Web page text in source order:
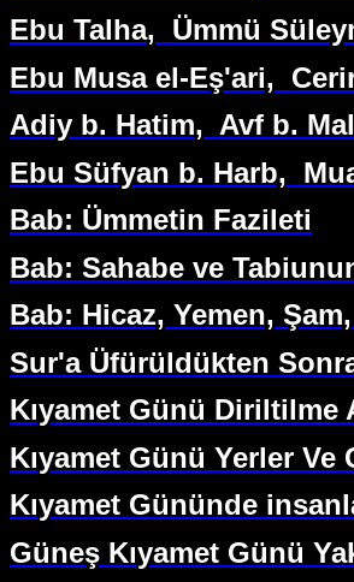
Ebu Talha,
Ümmü
Ebu Musa el-Eş'ari,
Adiy b. Hatim, Avf b.
Ebu Süfyan b. Harb,
Bab: Ümmetin Fazileti
Bab: Sahabe ve
Bab: Hicaz, Yemen,
Sur'a Üfürüldükten
Kıyamet Günü Diriltilme
Kıyamet Günü Yerler
Kıyamet Gününde
Güneş Kıyamet Günü